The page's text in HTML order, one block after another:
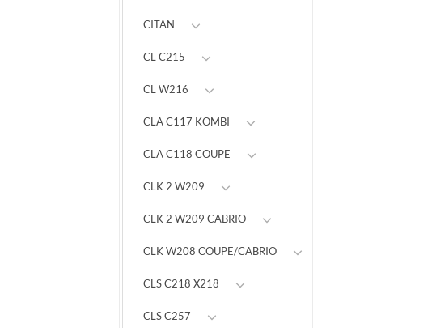
CITAN
CL C215
CL W216
CLA C117 KOMBI
CLA C118 COUPE
CLK 2 W209
CLK 2 W209 CABRIO
CLK W208 COUPE/CABRIO
CLS C218 X218
CLS C257